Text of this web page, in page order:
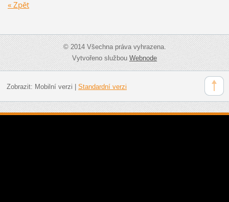
« Zpět
© 2014 Všechna práva vyhrazena.
Vytvořeno službouWebnode
Zobrazit: Mobilní verzi Standardní verzi